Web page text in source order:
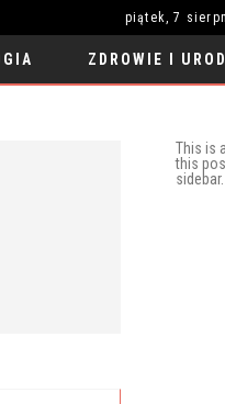
piątek, 7
ZDROWIE I
This is
this
sidebar.